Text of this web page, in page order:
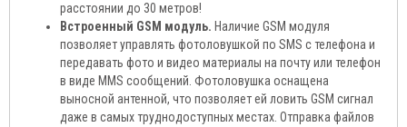
расстоянии до 30 метров!
Встроенный GSM модуль. Наличие GSM модуля
позволяет управлять фотоловушкой по SMS с телефона и
передавать фото и видео материалы на почту или телефон
в виде MMS сообщений. Фотоловушка оснащена
выносной антенной, что позволяет ей ловить GSM сигнал
даже в самых труднодоступных местах. Отправка файлов